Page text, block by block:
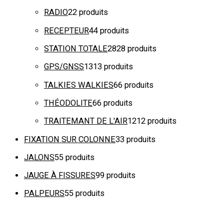
RADIO22 produits
RECEPTEUR44 produits
STATION TOTALE2828 produits
GPS/GNSS1313 produits
TALKIES WALKIES66 produits
THÉODOLITE66 produits
TRAITEMANT DE L'AIR1212 produits
FIXATION SUR COLONNE33 produits
JALONS55 produits
JAUGE À FISSURES99 produits
PALPEURS55 produits